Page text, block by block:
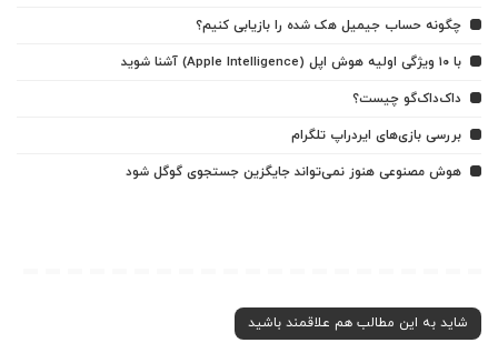
چگونه حساب جیمیل هک شده را بازیابی کنیم؟
با ۱۰ ویژگی اولیه هوش اپل (Apple Intelligence) آشنا شوید
داک‌داک‌گو چیست؟
بررسی بازی‌های ایردراپ تلگرام
هوش مصنوعی هنوز نمی‌تواند جایگزین جستجوی گوگل شود
شاید به این مطالب هم علاقمند باشید